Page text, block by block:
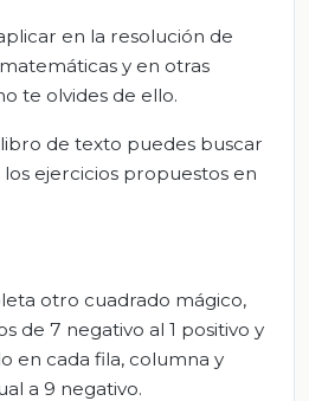
en la resolución de
y en otras
te olvides de ello.
de texto puedes buscar
ejercicios propuestos en
otro cuadrado mágico,
de 7 negativo al 1 positivo y
en cada fila, columna y
a 9 negativo.